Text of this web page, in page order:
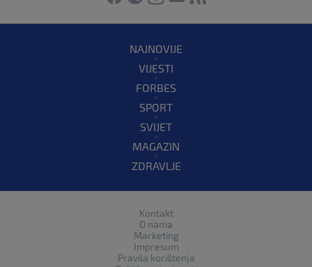
NAJNOVIJE
VIJESTI
FORBES
SPORT
SVIJET
MAGAZIN
ZDRAVLJE
Kontakt
O nama
Marketing
Impresum
Pravila korištenja